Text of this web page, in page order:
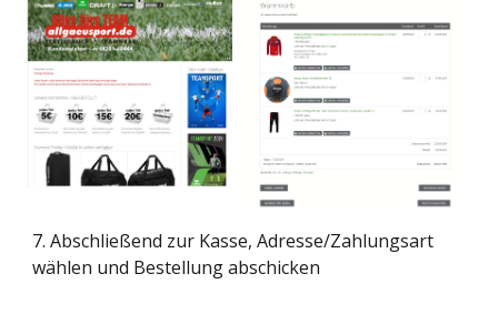
7. Abschließend zur Kasse, Adresse/Zahlungsart
wählen und Bestellung abschicken